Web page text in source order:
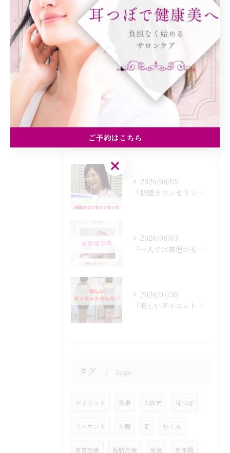
ダイエット
健康
美容エステ
食欲
最近の投稿
2026/08/05
「初回カウンセリングでは何をするの？」
2026/08/03
「一人では無理かも…」
2026/07/30
「楽しいダイエットでした♡」
タグ Tags
ダイエット 効果 大阪市 耳つぼ
リバウンド お腹 足 むくみ
体質改善 脂肪燃焼 産後 更年期
ご予約はこちら
ご予約はこちら